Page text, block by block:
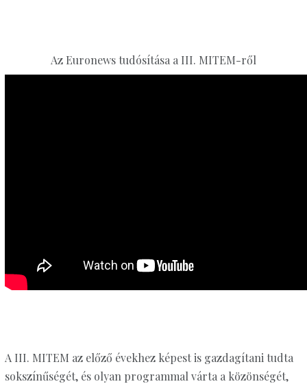
Az Euronews tudósítása a III. MITEM-ről
A III. MITEM az előző évekhez képest is gazdagítani tudta
sokszínűségét, és olyan programmal várta a közönségét,